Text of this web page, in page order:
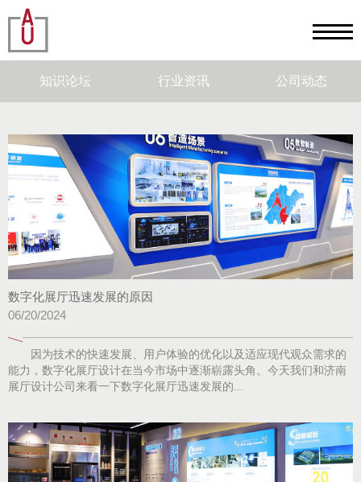
知识论坛 行业资讯 公司动态
数字化展厅迅速发展的原因
06/20/2024
因为技术的快速发展、用户体验的优化以及适应现代观众需求的
能力，数字化展厅设计在当今市场中逐渐崭露头角。今天我们和济南
展厅设计公司来看一下数字化展厅迅速发展的...